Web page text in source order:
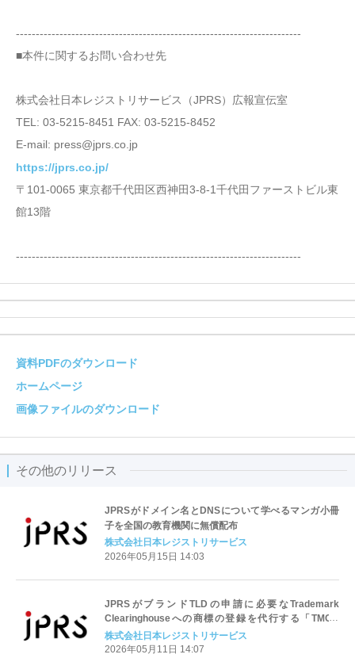
------------------------------------------------------------------------
■本件に関するお問い合わせ先
株式会社日本レジストリサービス（JPRS）広報宣伝室
TEL: 03-5215-8451 FAX: 03-5215-8452
E-mail: press@jprs.co.jp
https://jprs.co.jp/
〒101-0065 東京都千代田区西神田3-8-1千代田ファーストビル東
館13階
------------------------------------------------------------------------
資料PDFのダウンロード
ホームページ
画像ファイルのダウンロード
その他のリリース
JPRSがドメイン名とDNSについて学べるマンガ小冊
子を全国の教育機関に無償配布
株式会社日本レジストリサービス
2026年05月15日 14:03
JPRSがブランドTLDの申請に必要なTrademark
Clearinghouseへの商標の登録を代行する「TMCH
Agent」に
株式会社日本レジストリサービス
2026年05月11日 14:07